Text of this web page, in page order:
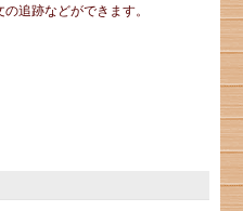
追跡などができます。